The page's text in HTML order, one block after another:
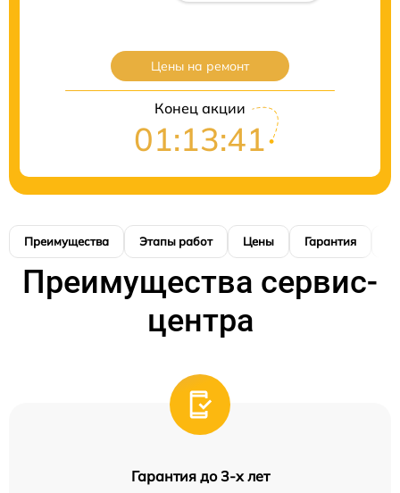
Цены на ремонт
Конец акции
01:13:41
Преимущества Этапы работ Цены Гарантия
Преимущества сервис-
центра
Гарантия до 3-х лет